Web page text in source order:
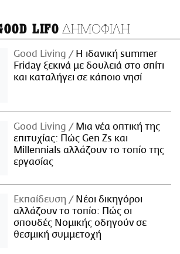
LIFO ΔΗΜΟΦΙΛΗ
Good Living
Η ιδανική summer
Friday ξεκινά με δουλειά στο σπίτι
και καταλήγει σε κάποιο νησί
Good Living
Μια νέα οπτική της
επιτυχίας: Πώς Gen Zs και
Millennials αλλάζουν το τοπίο της
εργασίας
Εκπαίδευση
Νέοι δικηγόροι
αλλάζουν το τοπίο: Πώς οι
σπουδές Νομικής οδηγούν σε
θεσμική συμμετοχή